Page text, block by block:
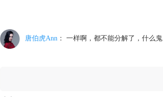
唐伯虎Ann： 一样啊，都不能分解了，什么鬼